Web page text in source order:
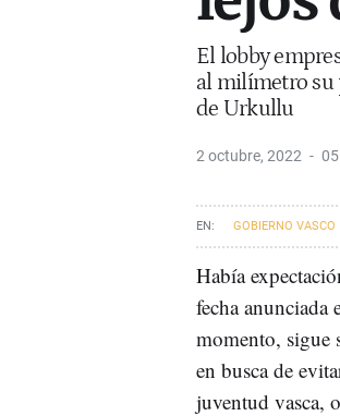
El lobby
al milímetro su
de Urkullu
2 octubre, 2022
GOBIERNO VASCO
Había
fecha anunciada
momento, sigue
en busca de
juventud vasca,